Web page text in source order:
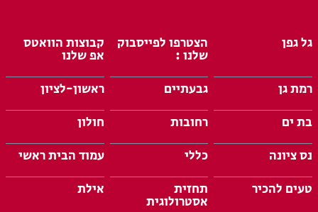
גל גפן הצטרפו לפייסבוק
שלנו :
קבוצות הוואטס
אפ שלנו
רמת גן
גבעתיים
ראשון-לציון
בת ים
רחובות
חולון
נס ציונה
כללי
עמוד הבית ראשי
טעים להכיר
תחזית
אסטרולוגית
אילת